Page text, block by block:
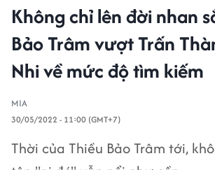
Không chỉ lên đời nhan
Bảo Trâm vượt Trấn
Nhi về mức độ tìm kiếm
MIA
30/05/2022 - 11:00 (GMT+7)
Thời của Thiều Bảo Trâm tới,